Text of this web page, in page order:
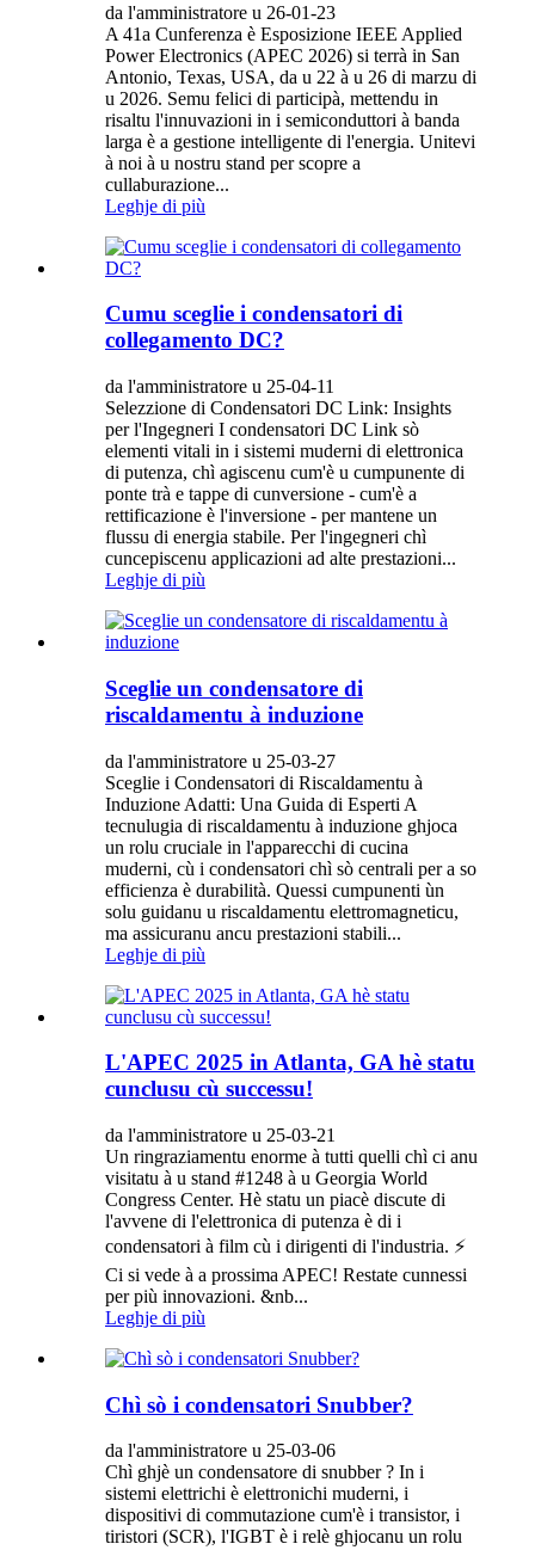
da l'amministratore u 26-01-23
A 41a Cunferenza è Esposizione IEEE Applied
Power Electronics (APEC 2026) si terrà in San
Antonio, Texas, USA, da u 22 à u 26 di marzu di
u 2026. Semu felici di participà, mettendu in
risaltu l'innuvazioni in i semiconduttori à banda
larga è a gestione intelligente di l'energia. Unitevi
à noi à u nostru stand per scopre a
cullaburazione...
Leghje di più
Cumu sceglie i condensatori di
collegamento DC?
da l'amministratore u 25-04-11
Selezzione di Condensatori DC Link: Insights
per l'Ingegneri I condensatori DC Link sò
elementi vitali in i sistemi muderni di elettronica
di putenza, chì agiscenu cum'è u cumpunente di
ponte trà e tappe di cunversione - cum'è a
rettificazione è l'inversione - per mantene un
flussu di energia stabile. Per l'ingegneri chì
cuncepiscenu applicazioni ad alte prestazioni...
Leghje di più
Sceglie un condensatore di
riscaldamentu à induzione
da l'amministratore u 25-03-27
Sceglie i Condensatori di Riscaldamentu à
Induzione Adatti: Una Guida di Esperti A
tecnulugia di riscaldamentu à induzione ghjoca
un rolu cruciale in l'apparecchi di cucina
muderni, cù i condensatori chì sò centrali per a so
efficienza è durabilità. Quessi cumpunenti ùn
solu guidanu u riscaldamentu elettromagneticu,
ma assicuranu ancu prestazioni stabili...
Leghje di più
L'APEC 2025 in Atlanta, GA hè statu
cunclusu cù successu!
da l'amministratore u 25-03-21
Un ringraziamentu enorme à tutti quelli chì ci anu
visitatu à u stand #1248 à u Georgia World
Congress Center. Hè statu un piacè discute di
l'avvene di l'elettronica di putenza è di i
condensatori à film cù i dirigenti di l'industria. ⚡️
Ci si vede à a prossima APEC! Restate cunnessi
per più innovazioni. &nb...
Leghje di più
Chì sò i condensatori Snubber?
da l'amministratore u 25-03-06
Chì ghjè un condensatore di snubber ? In i
sistemi elettrichi è elettronichi muderni, i
dispositivi di commutazione cum'è i transistor, i
tiristori (SCR), l'IGBT è i relè ghjocanu un rolu